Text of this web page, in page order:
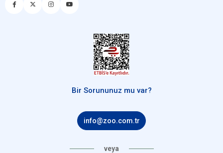
Bir Sorununuz mu var?
info@zoo.com.tr
veya